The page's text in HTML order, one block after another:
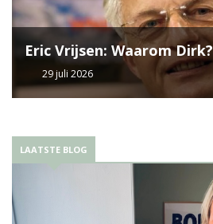
Eric Vrijsen: Waarom Dirk?
29 juli 2026
LAATSTE BLOG